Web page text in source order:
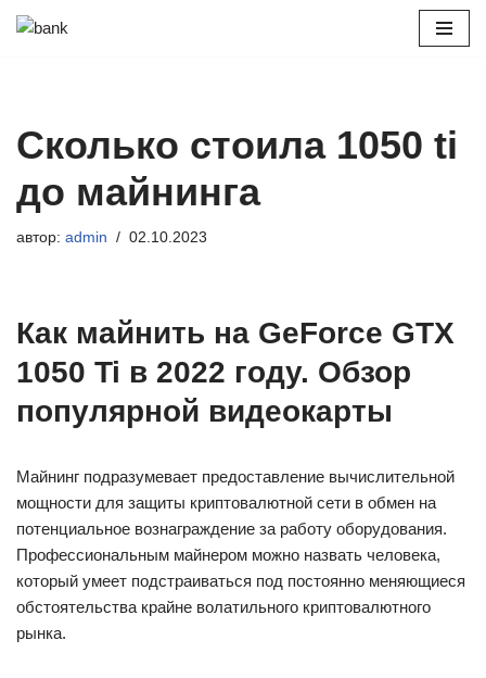
Сколько стоила 1050 ti
до майнинга
автор: admin 02.10.2023
Как майнить на GeForce GTX
1050 Ti в 2022 году. Обзор
популярной видеокарты
Майнинг подразумевает предоставление вычислительной
мощности для защиты криптовалютной сети в обмен на
потенциальное вознаграждение за работу оборудования.
Профессиональным майнером можно назвать человека,
который умеет подстраиваться под постоянно меняющиеся
обстоятельства крайне волатильного криптовалютного
рынка.